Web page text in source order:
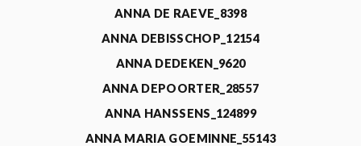
ANNA DE RAEVE_8398
ANNA DEBISSCHOP_12154
ANNA DEDEKEN_9620
ANNA DEPOORTER_28557
ANNA HANSSENS_124899
ANNA MARIA GOEMINNE_55143